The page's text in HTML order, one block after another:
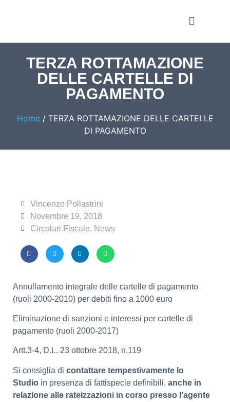
TERZA ROTTAMAZIONE
DELLE CARTELLE DI
PAGAMENTO
Home/ TERZA ROTTAMAZIONE DELLE CARTELLE
DI PAGAMENTO
Vincenzo Pollastrini
Novembre 19, 2018
Circolari Fiscale, News
Annullamento integrale delle cartelle di pagamento
(ruoli 2000-2010) per debiti fino a 1000 euro
Eliminazione di sanzioni e interessi per cartelle di
pagamento (ruoli 2000-2017)
Artt.3-4, D.L. 23 ottobre 2018, n.119
Si consiglia di contattare tempestivamente lo
Studio in presenza di fattispecie definibili, anche in
relazione alle rateizzazioni in corso presso l’agente